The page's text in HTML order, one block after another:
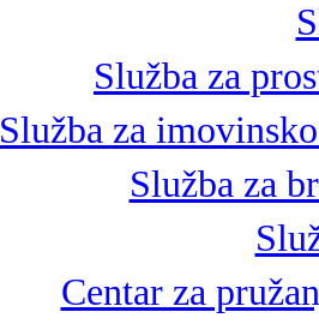
Služba za
Služba za
Služba za
Centar za